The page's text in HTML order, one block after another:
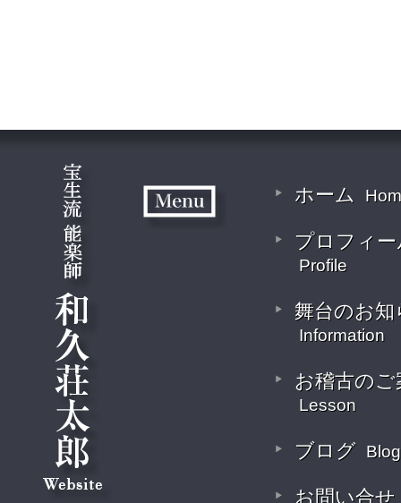
ホーム
プロフィー
Profile
舞台のお知
Information
お稽古のご
Lesson
ブログ Blog
お問い合せ